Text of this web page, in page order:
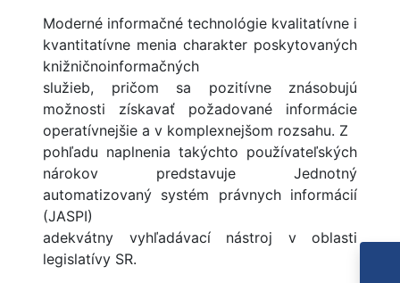
Moderné informačné technológie kvalitatívne i
kvantitatívne menia charakter poskytovaných
knižničnoinformačných
služieb, pričom sa pozitívne znásobujú
možnosti získavať požadované informácie
operatívnejšie a v komplexnejšom rozsahu. Z
pohľadu naplnenia takýchto používateľských
nárokov predstavuje Jednotný
automatizovaný systém právnych informácií
(JASPI)
adekvátny vyhľadávací nástroj v oblasti
legislatívy SR.